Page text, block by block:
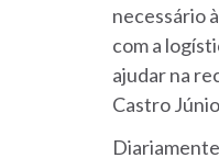
necessário
com a
ajudar na
Castro